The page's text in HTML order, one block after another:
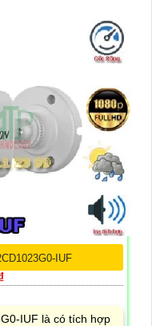
IUF
IUF là có tích hợp